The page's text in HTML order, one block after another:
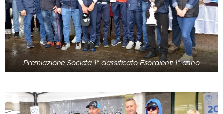
Premiazione Società 1° classificato Esordienti 1° anno